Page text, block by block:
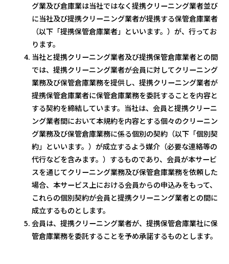
グ業及び倉庫業は当社ではなく提携クリーニング業者並び
に当社及び提携クリーニング業者が提携する保管倉庫業者
（以下「提携保管倉庫業者」といいます。）が、行ってお
ります。
当社と提携クリーニング業者及び提携保管倉庫業者との間
では、提携クリーニング業者が会員に対してクリーニング
業務及び保管倉庫業務を提供し、提携クリーニング業者が
提携保管倉庫業者に保管倉庫業務を委託することを内容と
する契約を締結しています。当社は、会員と提携クリーニ
ング業者間において本規約を内容とする個々のクリーニン
グ業務及び保管倉庫業務に係る個別の契約（以下「個別契
約」といいます。）が成立するよう媒介（必要な連絡等の
代行などを含みます。）するものであり、会員が本サービ
スを通じてクリーニング業務及び保管倉庫業務を依頼した
場合、本サービス上における会員からの申込みをもって、
これらの個別契約が会員と提携クリーニング業者との間に
成立するものとします。
会員は、提携クリーニング業者が、提携保管倉庫業社に保
管倉庫業務を委託することを予め承諾するものとします。